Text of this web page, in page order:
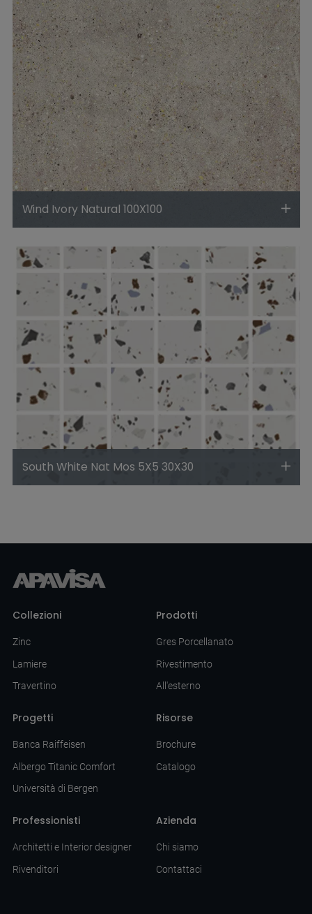
Wind Ivory Natural 100X100
South White Nat Mos 5X5 30X30
Collezioni
Zinc
Lamiere
Travertino
Prodotti
Gres Porcellanato
Rivestimento
All'esterno
Progetti
Banca Raiffeisen
Albergo Titanic Comfort
Università di Bergen
Risorse
Brochure
Catalogo
Professionisti
Architetti e Interior designer
Rivenditori
Azienda
Chi siamo
Contattaci